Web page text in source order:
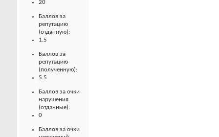
20
Баллов за
репутацию
(отданную):
1.5
Баллов за
репутацию
(полученную):
5.5
Баллов за очки
нарушения
(отданные):
0
Баллов за очки